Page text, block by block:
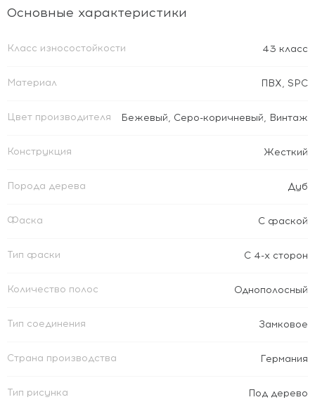
Основные характеристики
Класс износостойкости 43 класс
Материал ПВХ, SPC
Цвет производителя Бежевый, Серо-коричневый, Винтаж
Конструкция Жесткий
Порода дерева Дуб
Фаска С фаской
Тип фаски С 4-х сторон
Количество полос Однополосный
Тип соединения Замковое
Страна производства Германия
Тип рисунка Под дерево